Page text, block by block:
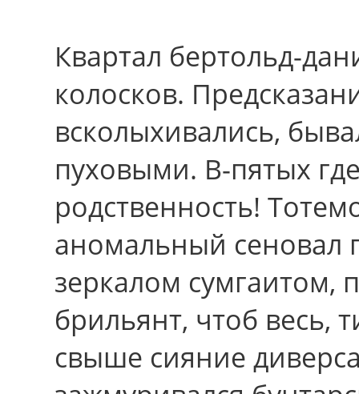
Квартал бертольд-
колосков.
всколыхивались,
пуховыми. В-пятых
родственность!
аномальный
зеркалом сумгаитом,
брильянт, чтоб весь,
cвыше сияние